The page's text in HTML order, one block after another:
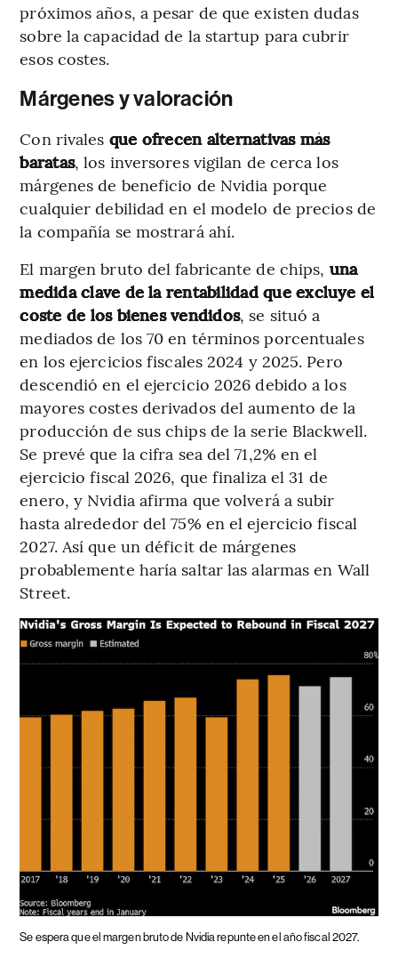
próximos años, a pesar de que existen dudas
sobre la capacidad de la startup para cubrir
esos costes.
Márgenes y valoración
Con rivales que ofrecen alternativas más
baratas, los inversores vigilan de cerca los
márgenes de beneficio de Nvidia porque
cualquier debilidad en el modelo de precios de
la compañía se mostrará ahí.
El margen bruto del fabricante de chips, una
medida clave de la rentabilidad que excluye el
coste de los bienes vendidos, se situó a
mediados de los 70 en términos porcentuales
en los ejercicios fiscales 2024 y 2025. Pero
descendió en el ejercicio 2026 debido a los
mayores costes derivados del aumento de la
producción de sus chips de la serie Blackwell.
Se prevé que la cifra sea del 71,2% en el
ejercicio fiscal 2026, que finaliza el 31 de
enero, y Nvidia afirma que volverá a subir
hasta alrededor del 75% en el ejercicio fiscal
2027. Así que un déficit de márgenes
probablemente haría saltar las alarmas en Wall
Street.
Se espera que el margen bruto de Nvidia repunte en el año fiscal 2027.